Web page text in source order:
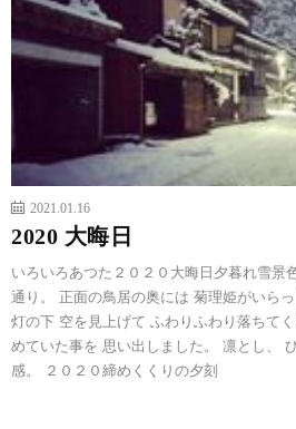
2021.01.16
2020 大晦日
いろいろあつた２０２０大晦日夕暮れ雪景
通り。 正面の鳥居の奥には 菊理姫がいら
灯の下 空を見上げて ふわりふわり落ちて
めていた事を 思い出しました。 凛とし、
感。 ２０２０締めくくりの夕刻